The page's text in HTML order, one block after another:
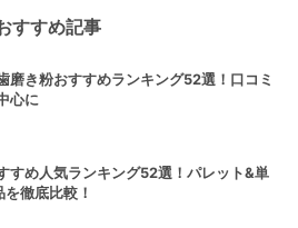
すすめ記事
磨き粉おすすめランキング52選！口コミ
心に
すめ人気ランキング52選！パレット&単
徹底比較！